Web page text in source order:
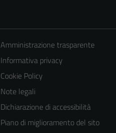
Amministrazione trasparente
Informativa privacy
Cookie Policy
Note legali
Dichiarazione di accessibilità
Piano di miglioramento del sito
Tecnici
sono necessari